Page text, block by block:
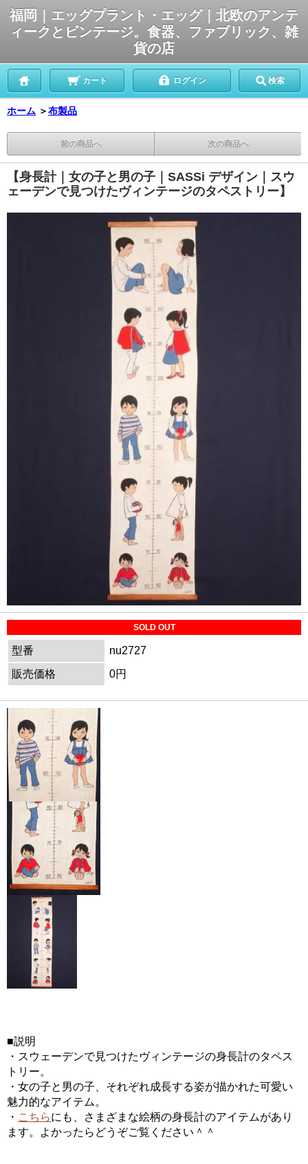
福岡｜エッグプラント・エッグ｜北欧のアンテ
ィークとビンテージ。食器、ファブリック、雑
貨の店
カート ログイン 検索
ホーム ＞布製品
前の商品へ 次の商品へ
【身長計｜女の子と男の子｜SASSi デザイン｜スウ
ェーデンで見つけたヴィンテージのタペストリー】
SOLD OUT
型番
nu2727
販売価格
0円
■説明
・スウェーデンで見つけたヴィンテージの身長計のタペス
トリー。
・女の子と男の子、それぞれ成長する姿が描かれた可愛い
魅力的なアイテム。
・ こちらにも、さまざまな絵柄の身長計のアイテムがあり
ます。よかったらどうぞご覧ください＾＾